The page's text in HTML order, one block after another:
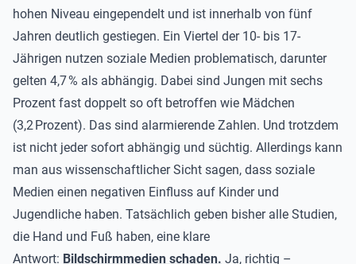
hohen Niveau eingependelt und ist innerhalb von fünf
Jahren deutlich gestiegen. Ein Viertel der 10- bis 17-
Jährigen nutzen soziale Medien problematisch, darunter
gelten 4,7 % als abhängig. Dabei sind Jungen mit sechs
Prozent fast doppelt so oft betroffen wie Mädchen
(3,2 Prozent). Das sind alarmierende Zahlen. Und trotzdem
ist nicht jeder sofort abhängig und süchtig. Allerdings kann
man aus wissenschaftlicher Sicht sagen, dass soziale
Medien einen negativen Einfluss auf Kinder und
Jugendliche haben. Tatsächlich geben bisher alle Studien,
die Hand und Fuß haben, eine klare
Antwort: Bildschirmmedien schaden. Ja, richtig –